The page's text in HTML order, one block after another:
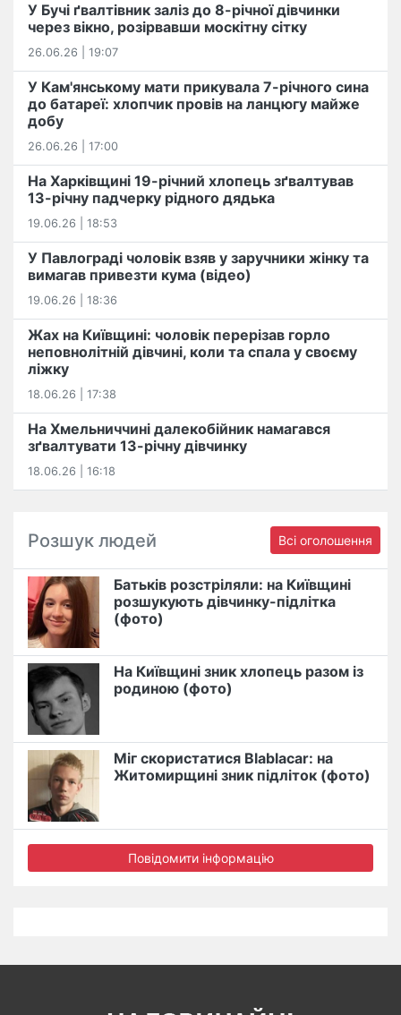
У Бучі ґвалтівник заліз до 8-річної дівчинки
через вікно, розірвавши москітну сітку
26.06.26 | 19:07
У Кам'янському мати прикувала 7-річного сина
до батареї: хлопчик провів на ланцюгу майже
добу
26.06.26 | 17:00
На Харківщині 19-річний хлопець​ ️зґвалтував
13-річну падчерку рідного дядька
19.06.26 | 18:53
У Павлограді чоловік взяв у заручники жінку та
вимагав привезти кума (відео)
19.06.26 | 18:36
Жах на Київщині: чоловік перерізав горло
неповнолітній дівчині, коли та спала у своєму
ліжку
18.06.26 | 17:38
На Хмельниччині далекобійник намагався
зґвалтувати 13-річну дівчинку
18.06.26 | 16:18
Розшук людей Всі оголошення
Батьків розстріляли: на Київщині
розшукують дівчинку-підлітка
(фото)
На Київщині зник хлопець разом із
родиною (фото)
Міг скористатися Blablacar: на
Житомирщині зник підліток (фото)
Повідомити інформацію